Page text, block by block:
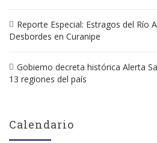
Reporte Especial: Estragos del Río
Desbordes en Curanipe
Gobierno decreta histórica Alerta
13 regiones del país
Calendario